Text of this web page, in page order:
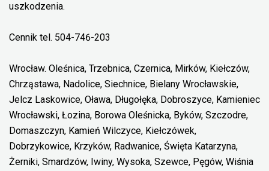
uszkodzenia.
Cennik tel. 504-746-203
Wrocław. Oleśnica, Trzebnica, Czernica, Mirków, Kiełczów,
Chrząstawa, Nadolice, Siechnice, Bielany Wrocławskie,
Jelcz Laskowice, Oława, Długołęka, Dobroszyce, Kamieniec
Wrocławski, Łozina, Borowa Oleśnicka, Byków, Szczodre,
Domaszczyn, Kamień Wilczyce, Kiełczówek,
Dobrzykowice, Krzyków, Radwanice, Święta Katarzyna,
Żerniki, Smardzów, Iwiny, Wysoka, Szewce, Pęgów, Wiśnia